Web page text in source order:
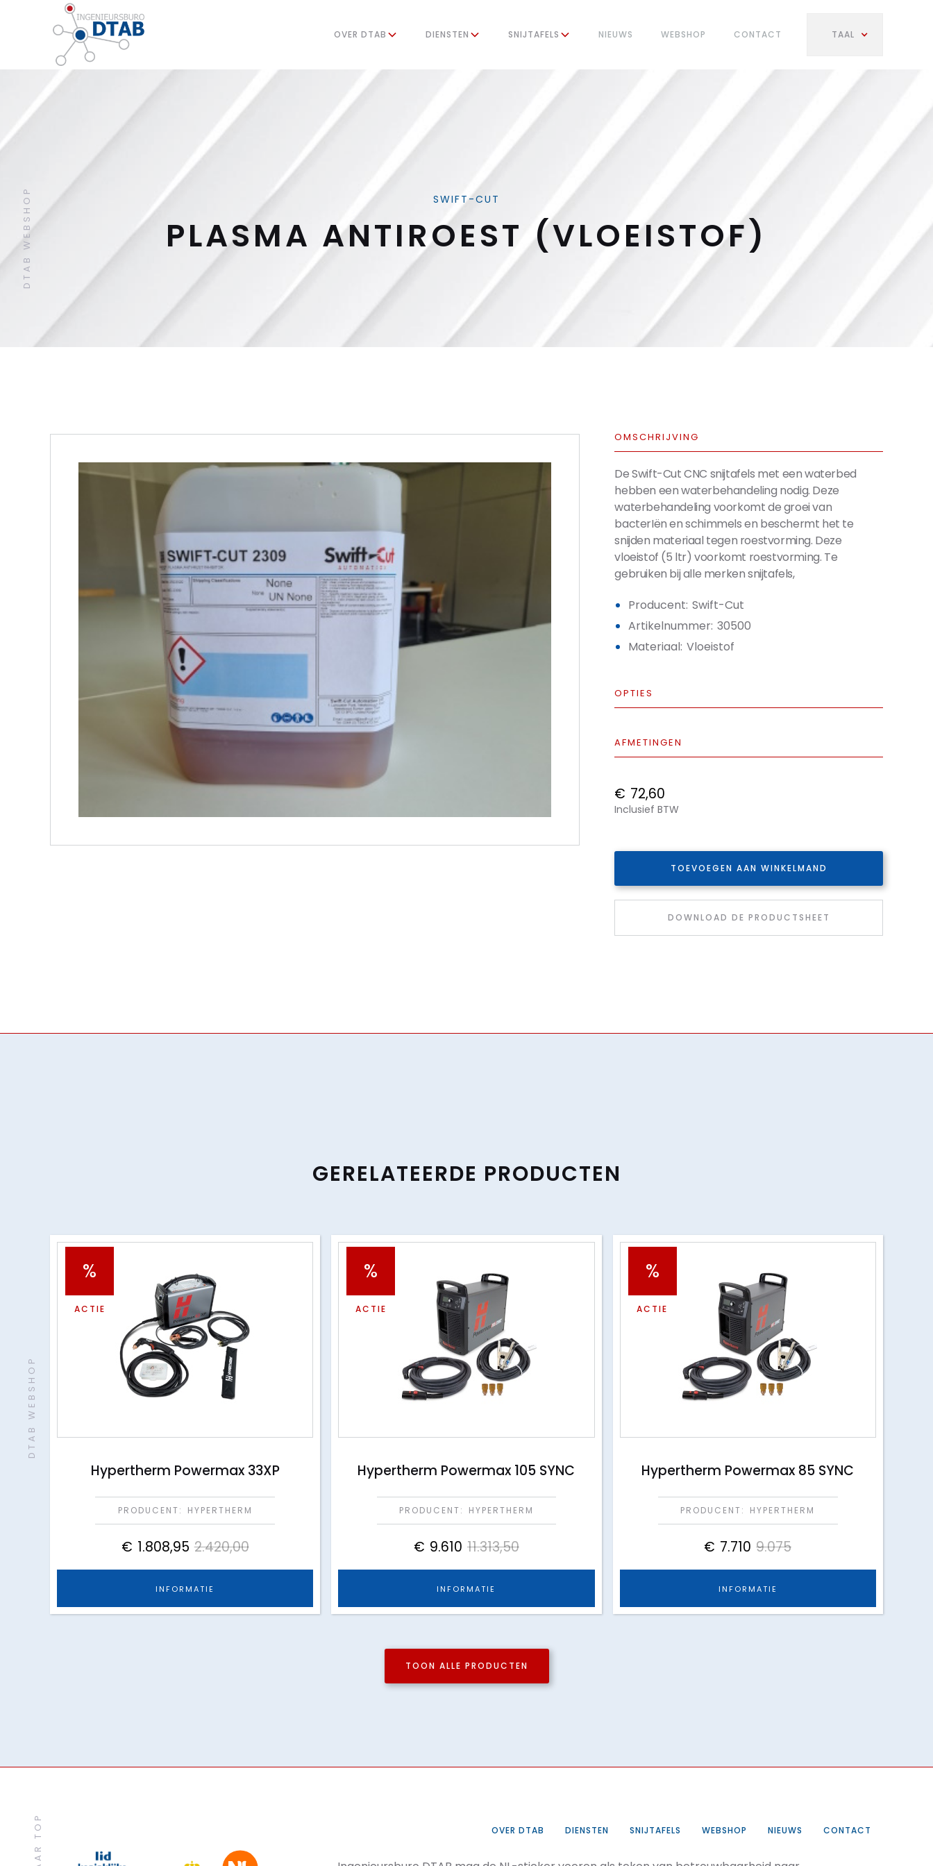
OVER DTAB DIENSTEN SNIJTAFELS NIEUWS WEBSHOP CONTACT TAAL
DTAB WEBSHOP SWIFT-CUT
PLASMA ANTIROEST (VLOEISTOF)
OMSCHRIJVING
De Swift-Cut CNC snijtafels met een waterbed
hebben een waterbehandeling nodig. Deze
waterbehandeling voorkomt de groei van
bacterIën en schimmels en beschermt het te
snijden materiaal tegen roestvorming. Deze
vloeistof (5 ltr) voorkomt roestvorming. Te
gebruiken bij alle merken snijtafels,
Producent: Swift-Cut
Artikelnummer: 30500
Materiaal: Vloeistof
OPTIES
AFMETINGEN
€ 72,60
Inclusief BTW
TOEVOEGEN AAN WINKELMAND
DOWNLOAD DE PRODUCTSHEET
GERELATEERDE PRODUCTEN
%
ACTIE
Hypertherm Powermax 33XP
PRODUCENT: HYPERTHERM
€ 1.808,95 2.420,00
INFORMATIE
%
ACTIE
Hypertherm Powermax 105 SYNC
PRODUCENT: HYPERTHERM
€ 9.610 11.313,50
INFORMATIE
%
ACTIE
Hypertherm Powermax 85 SYNC
PRODUCENT: HYPERTHERM
€ 7.710 9.075
INFORMATIE
TOON ALLE PRODUCTEN
DTAB WEBSHOP
OVER DTAB DIENSTEN SNIJTAFELS WEBSHOP NIEUWS CONTACT